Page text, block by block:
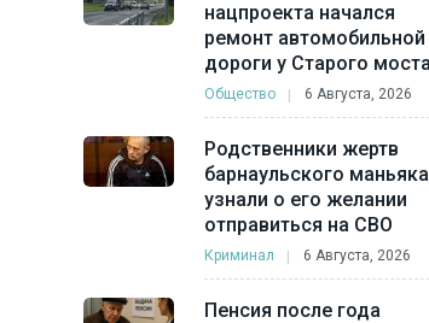
нацпроекта начался
ремонт автомобильной
дороги у Старого моста
Общество 6 Августа, 2026
Родственники жертв
барнаульского маньяка
узнали о его желании
отправиться на СВО
Криминал 6 Августа, 2026
Пенсия после года